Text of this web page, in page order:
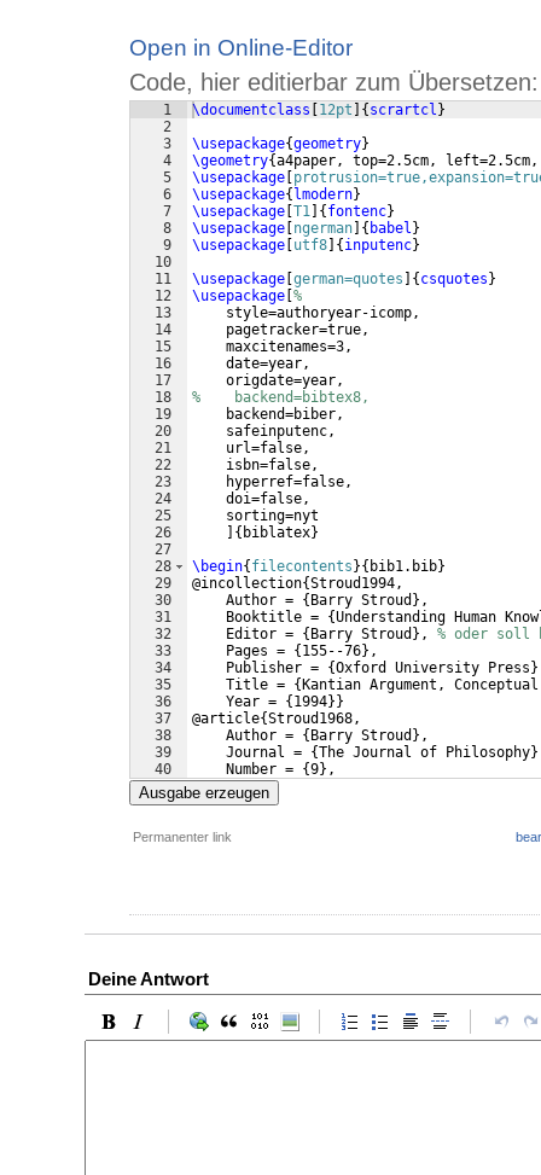
Open in Online-Editor
Code, hier editierbar zum Übersetzen:
1
2
3
4
5
6
7
8
9
10
11
12
13
14
15
16
17
18
19
20
21
22
23
24
25
26
27
28
29
30
31
32
33
34
35
36
37
38
39
40
41
\documentclass 12pt { scrartcl }
\usepackage{geometry}
\geometry{a4paper, top=2.5cm,
\usepackage
\usepackage{ lmodern}
\usepackage T1 { fontenc}
\usepackage ngerman { babel }
\usepackage utf8 { inputenc}
\usepackage german=quotes { csquotes }
\usepackage %
    style=authoryear-icomp,
    pagetracker=true,
    maxcitenames=3,
    date=year,
    origdate=year,
%    backend=bibtex8,
    backend=biber,
    safeinputenc,
    url=false,
    isbn=false,
    hyperref=false,
    doi=false,
    sorting=nyt
{ biblatex}
\begin{ filecontents }{ bib1.bib}
@incollection{Stroud1994,
    Author =
{ Barry Stroud } ,
    Booktitle =
{Understanding Human
    Editor =
{ Barry Stroud } , % oder soll
    Pages =
{ 155--76} ,
    Publisher =
{Oxford University Press }
    Title =
{ Kantian Argument,
    Year =
{ 1994}}
@article{Stroud1968,
    Author =
{ Barry Stroud } ,
    Journal =
{The Journal of Philosophy}
    Number =
{9} ,
    Pages =
Ausgabe erzeugen
Permanenter link
Deine Antwort